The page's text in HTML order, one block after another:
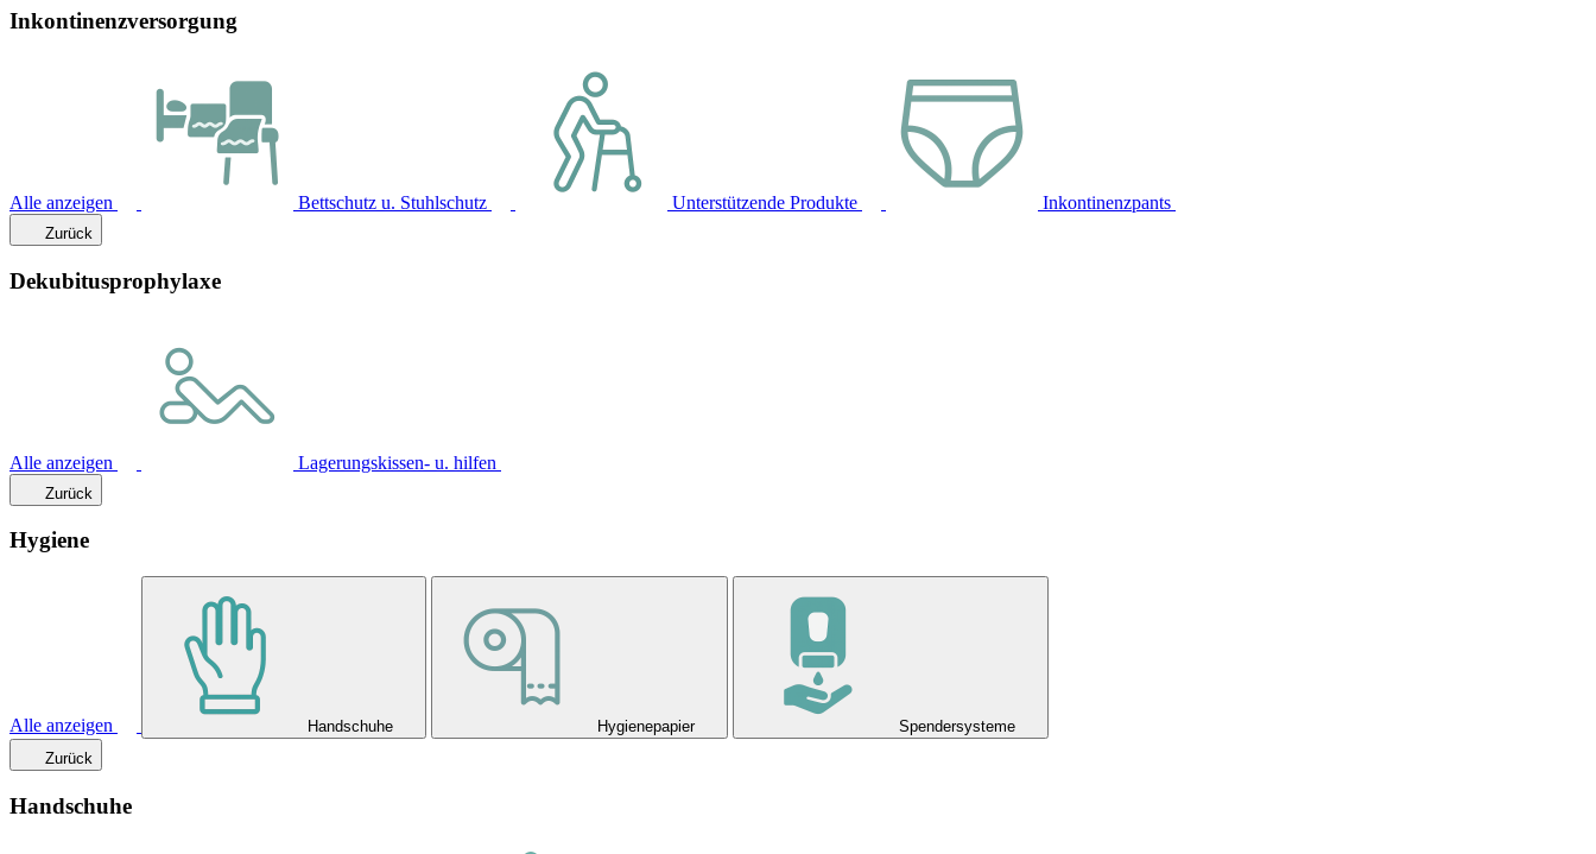
Inkontinenzversorgung
Alle anzeigen Bettschutz u. Stuhlschutz Unterstützende Produkte Inkontinenzpants
Zurück
Dekubitusprophylaxe
Alle anzeigen Lagerungskissen- u. hilfen
Zurück
Hygiene
Alle anzeigen Handschuhe Hygienepapier
Spendersysteme
Zurück
Handschuhe